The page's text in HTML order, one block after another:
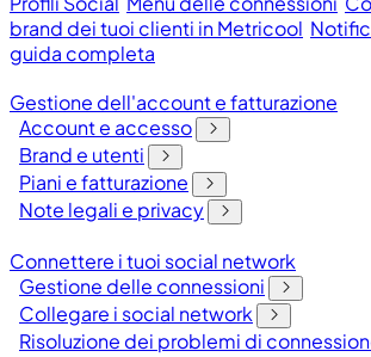
brand dei tuoi clienti in Metricool
guida completa
Gestione dell'account e fatturazione
Account e accesso
Brand e utenti
Piani e fatturazione
Note legali e privacy
Connettere i tuoi social network
Gestione delle connessioni
Collegare i social network
Risoluzione dei problemi di